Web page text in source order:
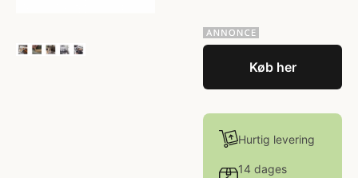
Køb her
Hurtig levering
14 dages